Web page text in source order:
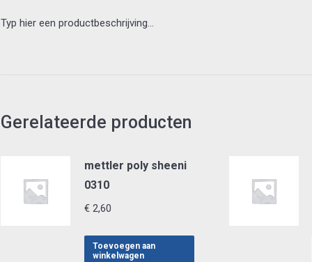
Typ hier een productbeschrijving…
Gerelateerde producten
mettler poly sheeni
0310
€ 2,60
Toevoegen aan
winkelwagen